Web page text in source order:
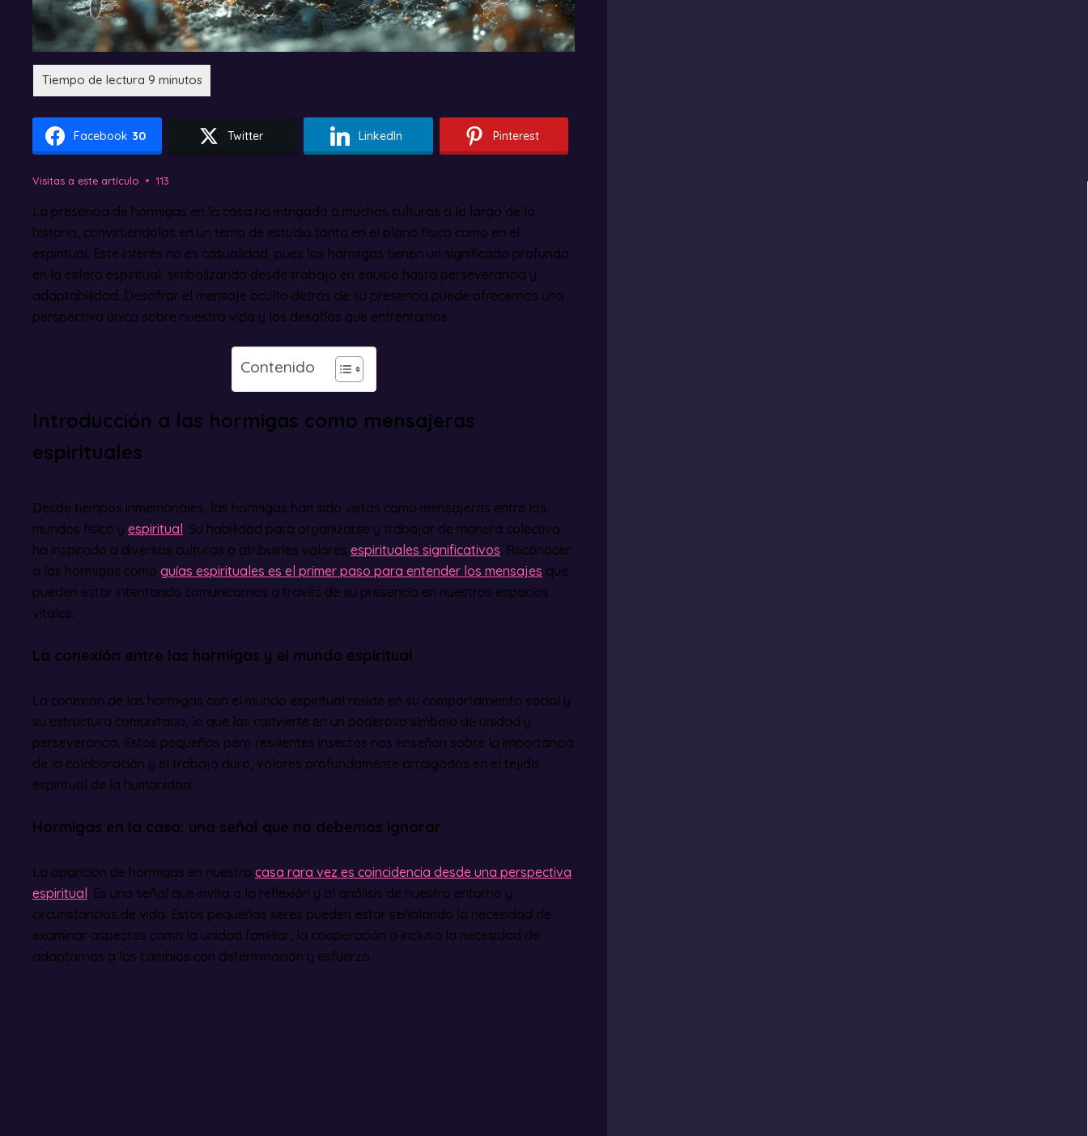
Facebook 30 Twitter LinkedIn Pinterest
Visitas a este artículo 113
La presencia de hormigas en la casa ha intrigado a muchas culturas a lo largo de la
historia, convirtiéndolas en un tema de estudio tanto en el plano físico como en el
espiritual. Este interés no es casualidad, pues las hormigas tienen un significado profundo
en la esfera espiritual, simbolizando desde trabajo en equipo hasta perseverancia y
adaptabilidad. Descifrar el mensaje oculto detrás de su presencia puede ofrecernos una
perspectiva única sobre nuestra vida y los desafíos que enfrentamos.
Contenido
Introducción a las hormigas como mensajeras
espirituales
Desde tiempos inmemoriales, las hormigas han sido vistas como mensajeras entre los
mundos físico y espiritual. Su habilidad para organizarse y trabajar de manera colectiva
ha inspirado a diversas culturas a atribuirles valores espirituales significativos. Reconocer
a las hormigas como guías espirituales es el primer paso para entender los mensajes que
pueden estar intentando comunicarnos a través de su presencia en nuestros espacios
vitales.
La conexión entre las hormigas y el mundo espiritual
La conexión de las hormigas con el mundo espiritual reside en su comportamiento social y
su estructura comunitaria, lo que las convierte en un poderoso símbolo de unidad y
perseverancia. Estos pequeños pero resilientes insectos nos enseñan sobre la importancia
de la colaboración y el trabajo duro, valores profundamente arraigados en el tejido
espiritual de la humanidad.
Hormigas en la casa: una señal que no debemos ignorar
La aparición de hormigas en nuestra casa rara vez es coincidencia desde una perspectiva
espiritual. Es una señal que invita a la reflexión y al análisis de nuestro entorno y
circunstancias de vida. Estos pequeños seres pueden estar señalando la necesidad de
examinar aspectos como la unidad familiar, la cooperación o incluso la necesidad de
adaptarnos a los cambios con determinación y esfuerzo.